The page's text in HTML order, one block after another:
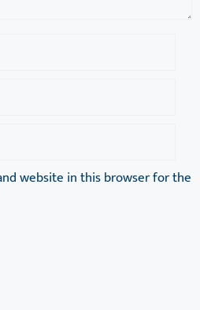
website in this browser for the